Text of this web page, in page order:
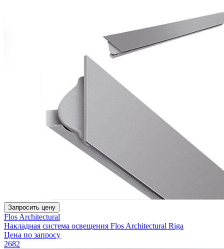
Запросить цену
Flos Architectural
Накладная система освещения Flos Architectural Riga
Цена по запросу
2682